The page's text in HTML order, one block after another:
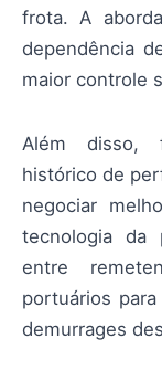
frota. A
dependência
maior controle
Além disso,
histórico de
negociar
tecnologia da
entre
portuários
demurrages